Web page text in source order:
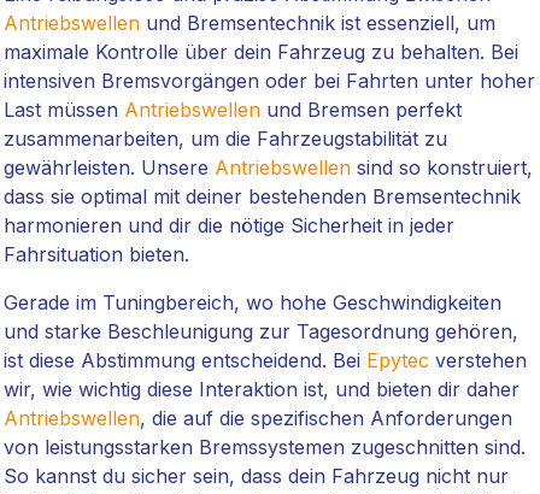
Antriebswellenund Bremsentechnik ist essenziell, um
maximale Kontrolle über dein Fahrzeug zu behalten. Bei
intensiven Bremsvorgängen oder bei Fahrten unter hoher
Last müssen Antriebswellenund Bremsen perfekt
zusammenarbeiten, um die Fahrzeugstabilität zu
gewährleisten. Unsere Antriebswellensind so konstruiert,
dass sie optimal mit deiner bestehenden Bremsentechnik
harmonieren und dir die nötige Sicherheit in jeder
Fahrsituation bieten.
Gerade im Tuningbereich, wo hohe Geschwindigkeiten
und starke Beschleunigung zur Tagesordnung gehören,
ist diese Abstimmung entscheidend. Bei Epytec verstehen
wir, wie wichtig diese Interaktion ist, und bieten dir daher
Antriebswellen, die auf die spezifischen Anforderungen
von leistungsstarken Bremssystemen zugeschnitten sind.
So kannst du sicher sein, dass dein Fahrzeug nicht nur